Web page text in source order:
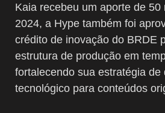
Kaia recebeu um aporte de 50
2024, a Hype também foi
crédito de inovação do BRDE
estrutura de produção em
fortalecendo sua estratégia de
tecnológico para conteúdos